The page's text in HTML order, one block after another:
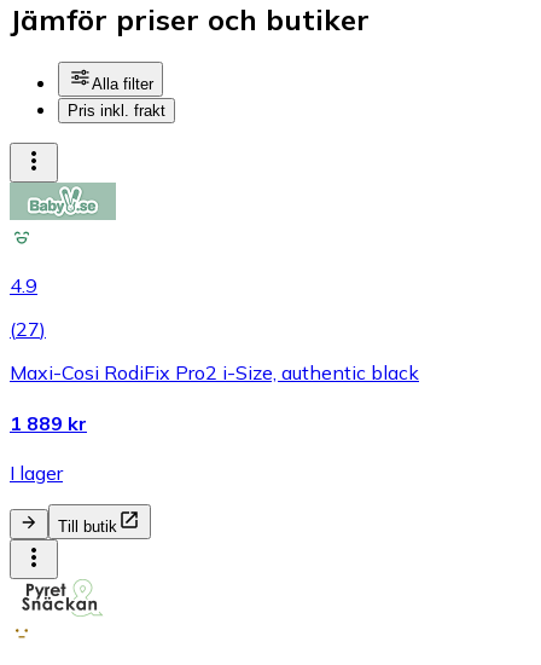
Jämför priser och butiker
Alla filter
Pris inkl. frakt
4.9
(27)
Maxi-Cosi RodiFix Pro2 i-Size, authentic black
1 889 kr
I lager
Till butik